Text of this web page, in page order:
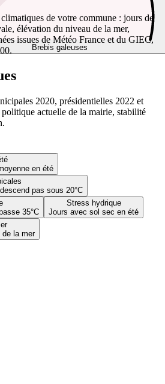
Brebis galeuses
en été
pas sous 20°C
35°C
Stress hydrique
Jours avec sol sec en été
de la mer
de votre commune : jours de
élévation du niveau de la mer,
issues de Météo France et du GIEC,
2020, présidentielles 2022 et
actuelle de la mairie, stabilité